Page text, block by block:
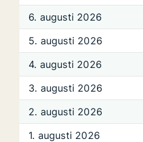
6. augusti 2026
5. augusti 2026
4. augusti 2026
3. augusti 2026
2. augusti 2026
1. augusti 2026